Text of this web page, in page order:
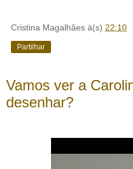
Cristina Magalhães à(s) 22:10
Partilhar
Vamos ver a
desenhar?